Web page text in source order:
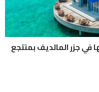
في جزر المالديف بمنتجع